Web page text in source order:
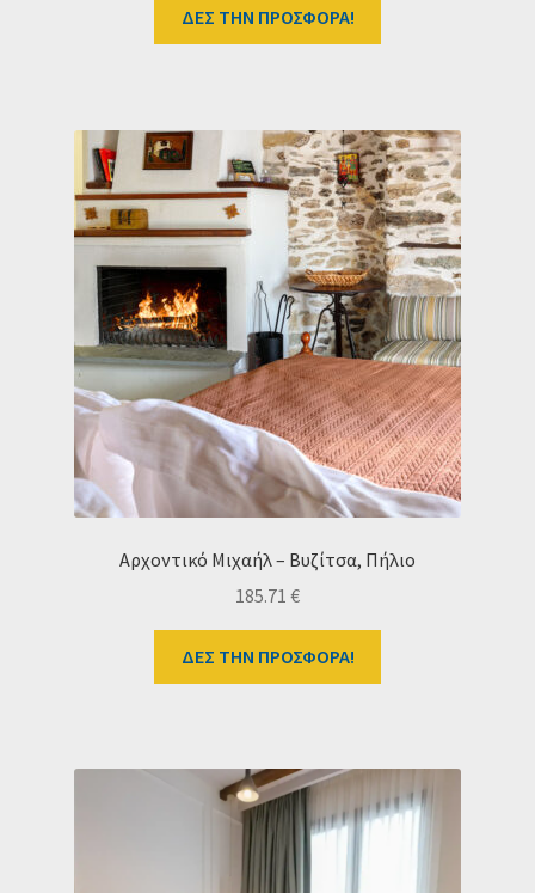
ΔΕΣ ΤΗΝ ΠΡΟΣΦΟΡΑ!
Αρχοντικό Μιχαήλ – Βυζίτσα, Πήλιο
185.71 €
ΔΕΣ ΤΗΝ ΠΡΟΣΦΟΡΑ!